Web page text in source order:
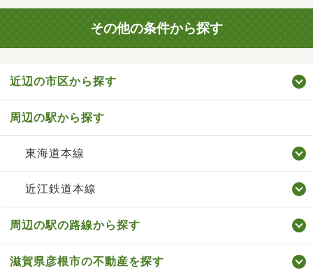
その他の条件から探す
近辺の市区から探す
周辺の駅から探す
東海道本線
近江鉄道本線
周辺の駅の路線から探す
滋賀県彦根市の不動産を探す